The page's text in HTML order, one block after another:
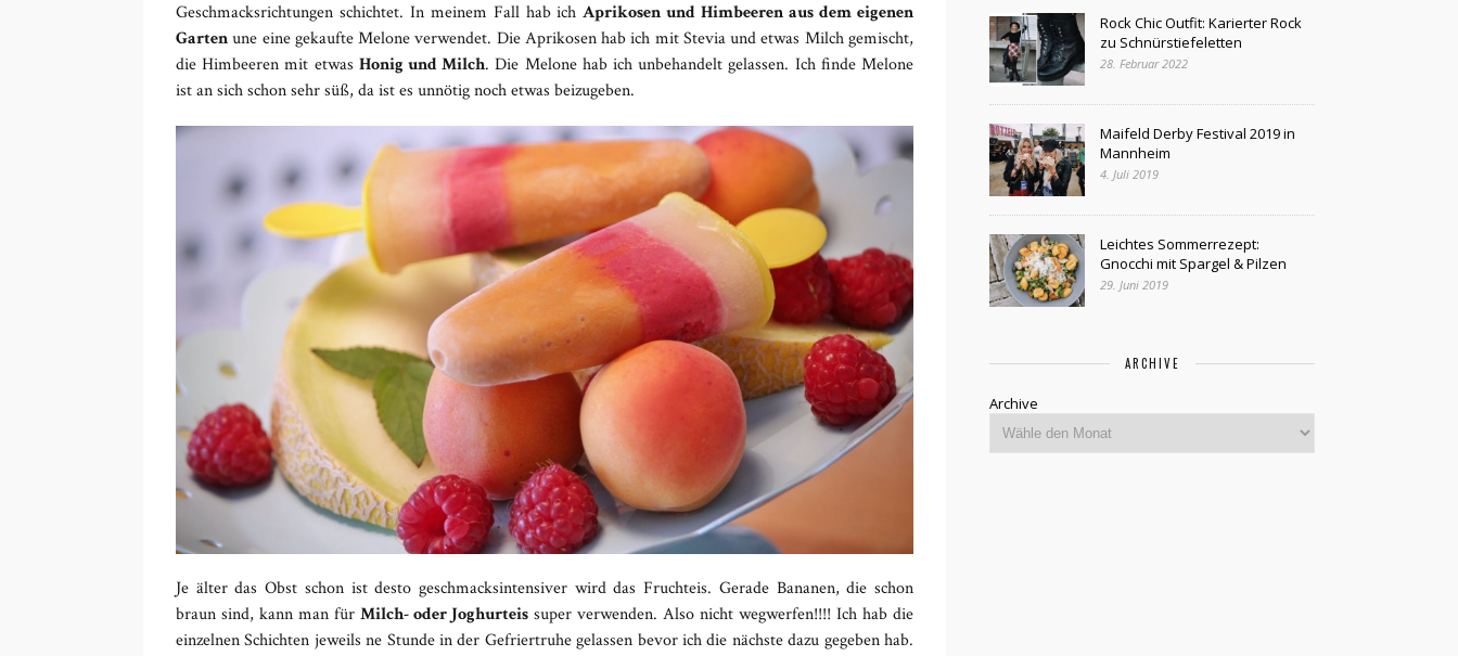
Geschmacksrichtungen schichtet. In meinem Fall hab ichAprikosen und Himbeeren aus dem eigenen
Gartenune eine gekaufte Melone verwendet. Die Aprikosen hab ich mit Stevia und etwas Milch gemischt,
die Himbeeren mit etwas Honig und Milch. Die Melone hab ich unbehandelt gelassen. Ich finde Melone
ist an sich schon sehr süß, da ist es unnötig noch etwas beizugeben.
Je älter das Obst schon ist desto geschmacksintensiver wird das Fruchteis. Gerade Bananen, die schon
braun sind, kann man für Milch- oder Joghurteis super verwenden. Also nicht wegwerfen!!!! Ich hab die
einzelnen Schichten jeweils ne Stunde in der Gefriertruhe gelassen bevor ich die nächste dazu gegeben hab.
Rock Chic Outfit: Karierter Rock
zu Schnürstiefeletten
28. Februar 2022
Maifeld Derby Festival 2019 in
Mannheim
4. Juli 2019
Leichtes Sommerrezept:
Gnocchi mit Spargel & Pilzen
29. Juni 2019
ARCHIVE
Archive